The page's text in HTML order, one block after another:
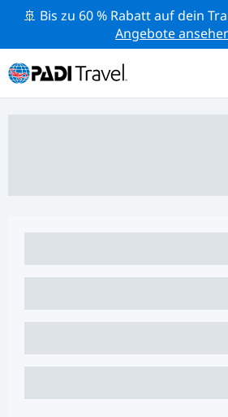
🚢 Bis zu 60 % Rabatt auf dein
Angebote